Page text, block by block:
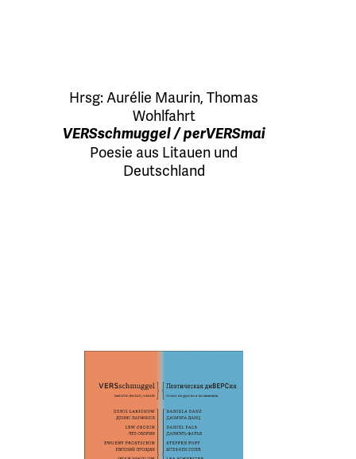
Hrsg:Aurélie Maurin, Thomas
Wohlfahrt
VERSschmuggel / perVERSmai
Poesie aus Litauen und
Deutschland